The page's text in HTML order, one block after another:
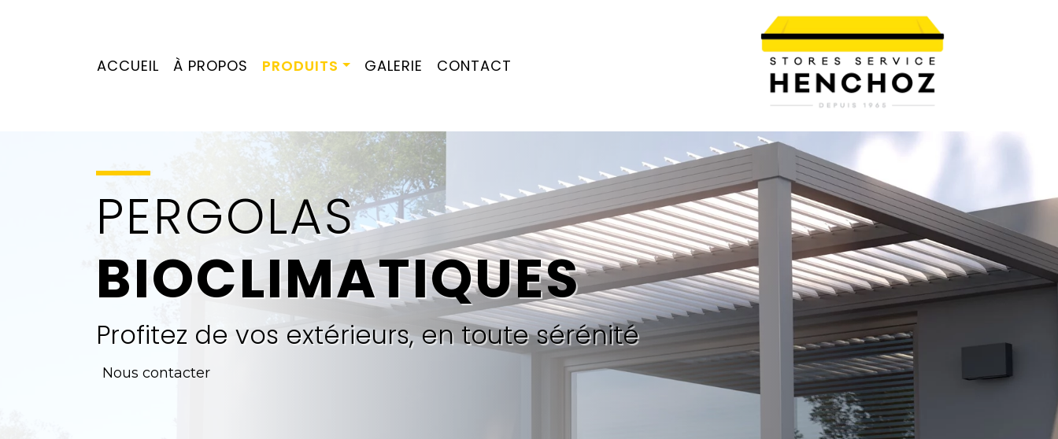
ACCUEIL À PROPOS PRODUITS GALERIE CONTACT
PERGOLAS
BIOCLIMATIQUES
Profitez de vos extérieurs, en toute sérénité
Nous contacter